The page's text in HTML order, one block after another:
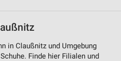
in Claußnitz und Umgebung
Finde hier Filialen und